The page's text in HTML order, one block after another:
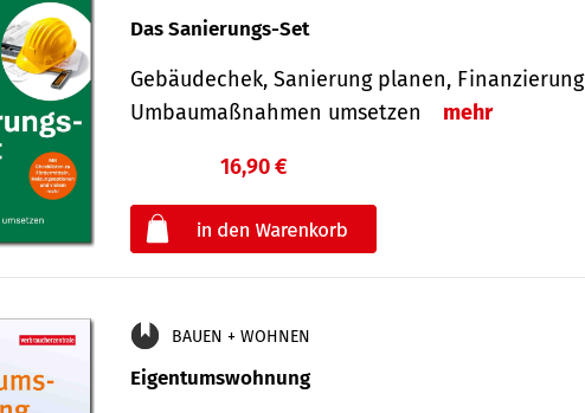
Das Sanierungs-Set
Gebäudechek, Sanierung planen,
Umbaumaßnahmen umsetzen
mehr
16,90 €
BAUEN + WOHNEN
Eigentumswohnung